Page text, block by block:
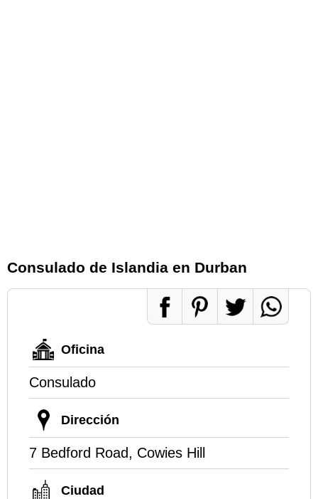
Consulado de Islandia en Durban
Oficina
Consulado
Dirección
7 Bedford Road, Cowies Hill
Ciudad